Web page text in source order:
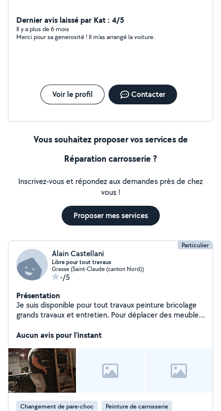
Dernier avis laissé par Kat : 4/5
Il y a plus de 6 mois
Merci pour sa generosité ! Il m'as arrangé la voiture.
Voir le profil Contacter
Vous souhaitez proposer vos services de
Réparation carrosserie ?
Inscrivez-vous et répondez aux demandes près de chez
vous !
Proposer mes services
Particulier
Alain Castellani
Libre pour tout travaux
Grasse (Saint-Claude (canton Nord))
-/5
Présentation
Je suis disponible pour tout travaux peinture bricolage
grands travaux et entretien. Pour déplacer des meubles
jardinage
Aucun avis pour l'instant
Changement de pare-choc Peinture de carrosserie